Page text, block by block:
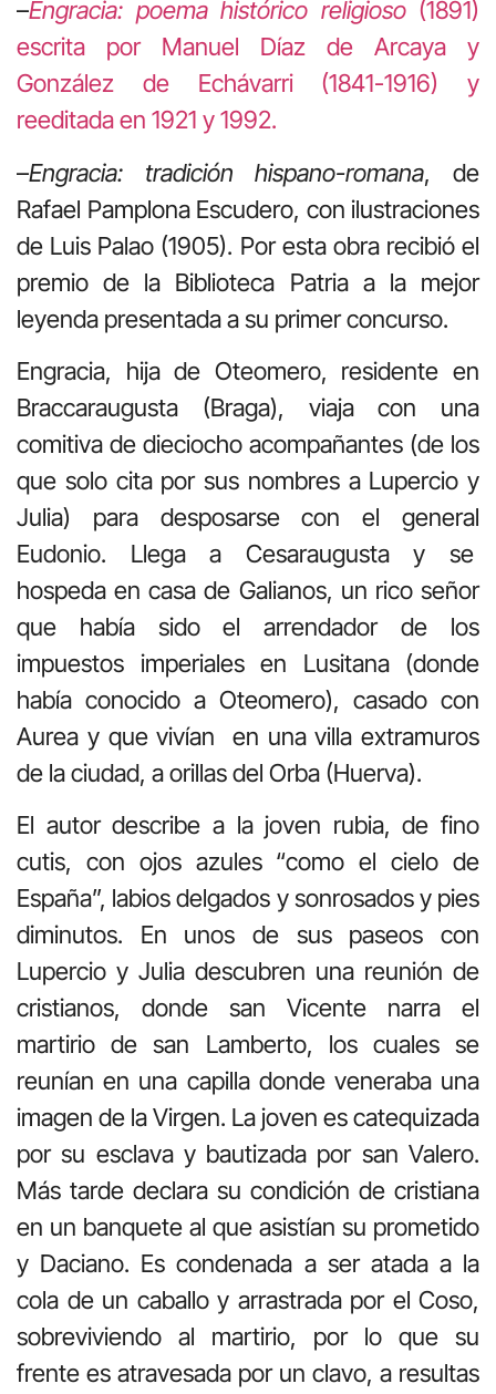
–Engracia: poema histórico religioso (1891)
escrita por Manuel Díaz de Arcaya y
González de Echávarri (1841-1916) y
reeditada en 1921 y 1992.
–Engracia: tradición hispano-romana, de
Rafael Pamplona Escudero, con ilustraciones
de Luis Palao (1905). Por esta obra recibió el
premio de la Biblioteca Patria a la mejor
leyenda presentada a su primer concurso.
Engracia, hija de Oteomero, residente en
Braccaraugusta (Braga), viaja con una
comitiva de dieciocho acompañantes (de los
que solo cita por sus nombres a Lupercio y
Julia) para desposarse con el general
Eudonio. Llega a Cesaraugusta y se
hospeda en casa de Galianos, un rico señor
que había sido el arrendador de los
impuestos imperiales en Lusitana (donde
había conocido a Oteomero), casado con
Aurea y que vivían en una villa extramuros
de la ciudad, a orillas del Orba (Huerva).
El autor describe a la joven rubia, de fino
cutis, con ojos azules “como el cielo de
España”, labios delgados y sonrosados y pies
diminutos. En unos de sus paseos con
Lupercio y Julia descubren una reunión de
cristianos, donde san Vicente narra el
martirio de san Lamberto, los cuales se
reunían en una capilla donde veneraba una
imagen de la Virgen. La joven es catequizada
por su esclava y bautizada por san Valero.
Más tarde declara su condición de cristiana
en un banquete al que asistían su prometido
y Daciano. Es condenada a ser atada a la
cola de un caballo y arrastrada por el Coso,
sobreviviendo al martirio, por lo que su
frente es atravesada por un clavo, a resultas